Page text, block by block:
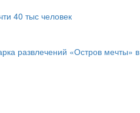
40 тыс человек
развлечений «Остров мечты» в